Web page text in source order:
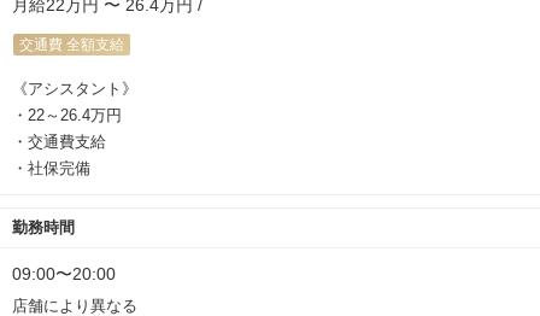
月給22万円 〜 26.4万円 /
交通費 全額支給
《アシスタント》
・22～26.4万円
・交通費支給
・社保完備
勤務時間
09:00〜20:00
店舗により異なる